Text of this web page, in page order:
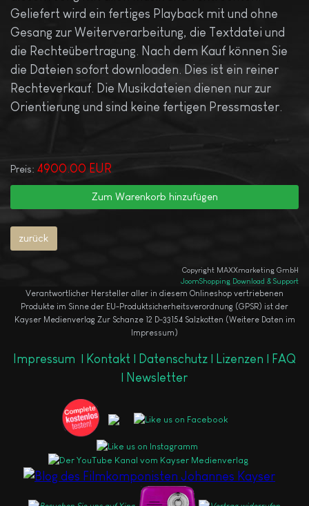
Geliefert wird ein fertiges Playback mit und ohne
Gesang zur Weiterverarbeitung, die Textdatei und
die Rechteübertragung. Nach dem Kauf können Sie
die Dateien sofort downloaden. Dies ist ein reiner
Rechteverkauf. Die Musikdateien dienen nur zur
Orientierung und sind keine fertigen Pressmaster.
Preis: 4900.00 EUR
Copyright MAXXmarketing GmbH
JoomShopping Download & Support
Verantwortlicher Hersteller aller in diesem Onlineshop vertriebenen
Produkte im Sinne der EU-Produktsicherheitsverordnung (GPSR) ist der
Kayser Medienverlag Zur Schanze 12 D-33154 Salzkotten (Weitere Daten im
Impressum)
Impressum Kontakt | Datenschutz | Lizenzen |
FAQ
Newsletter